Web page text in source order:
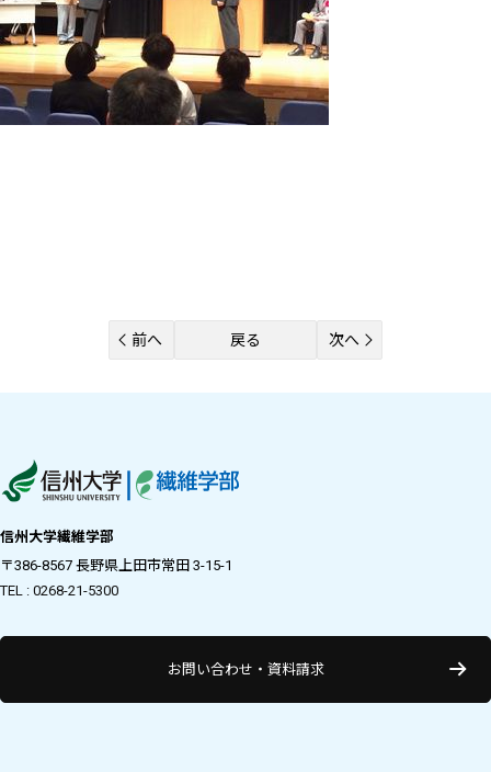
前へ 戻る 次へ
信州大学繊維学部
〒386-8567 長野県上田市常田 3-15-1
TEL : 0268-21-5300
お問い合わせ・資料請求